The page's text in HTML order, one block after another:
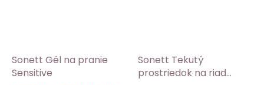
Sonett Gél na pranie
Sensitive
Sonett Tekutý
prostriedok na riad